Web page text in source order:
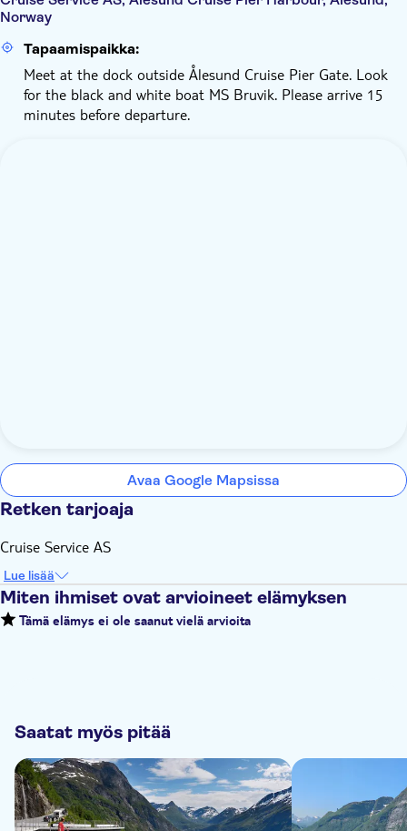
Norway
Tapaamispaikka:
Meet at the dock outside Ålesund Cruise Pier Gate. Look
for the black and white boat MS Bruvik. Please arrive 15
minutes before departure.
Avaa Google Mapsissa
Retken tarjoaja
Cruise Service AS
Lue lisää
Miten ihmiset ovat arvioineet elämyksen
Tämä elämys ei ole saanut vielä arvioita
Saatat myös pitää